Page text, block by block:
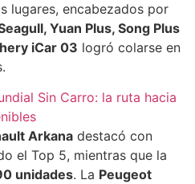
lugares, encabezados por
Yuan Plus, Song Plus
iCar 03 logró colarse en
Sin Carro: la ruta hacia
Arkana destacó con
el Top 5, mientras que la
unidades. La Peugeot